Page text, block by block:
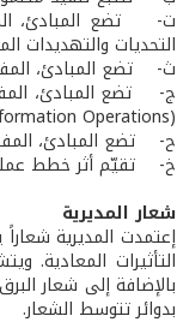
ت‌- تضع المبادئ،
التحديات والتهديدات
ث‌- تضع المبادئ،
(Information Operations) وتيومها.
ح‌- تضع المبادئ،
خ‌- تقيّم أثر خطط
شعار المديرية
إعتمدت المديرية
التأثيرات المعادية.
بالإضافة إلى شعار
بدوائر تتوسط الشعار.